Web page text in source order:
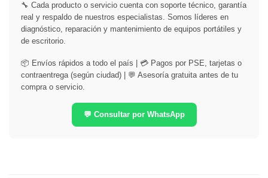
🔧 Cada producto o servicio cuenta con soporte técnico, garantía
real y respaldo de nuestros especialistas. Somos líderes en
diagnóstico, reparación y mantenimiento de equipos portátiles y
de escritorio.
📦 Envíos rápidos a todo el país | 💳 Pagos por PSE, tarjetas o
contraentrega (según ciudad) | 💬 Asesoría gratuita antes de tu
compra o servicio.
💬 Consultar por WhatsApp